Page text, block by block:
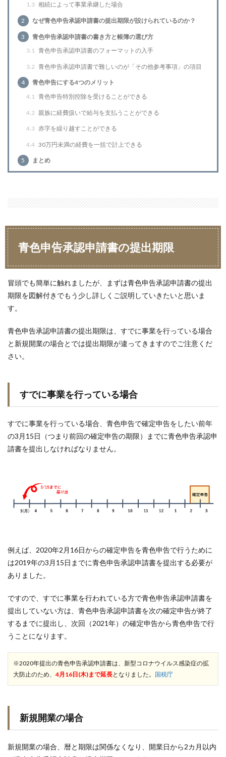
1.3 相続によって事業承継した場合
2 なぜ青色申告承認申請書の提出期限が設けられているのか？
3
青色申告承認申請書の書き方と帳簿の選び方
3.1 青色申告承認申請書のフォーマットの入手
3.2 青色申告承認申請書で難しいのが「その他参考事項」の項目
4
青色申告にする4つのメリット
4.1 青色申告特別控除を受けることができる
4.2 親族に経費扱いで給与を支払うことができる
4.3 赤字を繰り越すことができる
4.4 30万円未満の経費を一括で計上できる
5 まとめ
青色申告承認申請書の提出期限
冒頭でも簡単に触れましたが、まずは青色申告承認申請書の提出
期限を図解付きでもう少し詳しくご説明していきたいと思いま
す。
青色申告承認申請書の提出期限は、すでに事業を行っている場合
と新規開業の場合とでは提出期限が違ってきますのでご注意くだ
さい。
すでに事業を行っている場合
すでに事業を行っている場合、青色申告で確定申告をしたい前年
の3月15日（つまり前回の確定申告の期限）までに青色申告承認申
請書を提出しなければなりません。
例えば、2020年2月16日からの確定申告を青色申告で行うために
は2019年の3月15日までに青色申告承認申請書を提出する必要が
ありました。
ですので、すでに事業を行われている方で青色申告承認申請書を
提出していない方は、青色申告承認申請書を次の確定申告が終了
するまでに提出し、次回（2021年）の確定申告から青色申告で行
うことになります。
※2020年提出の青色申告承認申請書は、新型コロナウイルス感染症の拡
大防止のため、4月16日(木)まで延長となりました。 国税庁
新規開業の場合
新規開業の場合、暦と期限は関係なくなり、開業日から2カ月以内